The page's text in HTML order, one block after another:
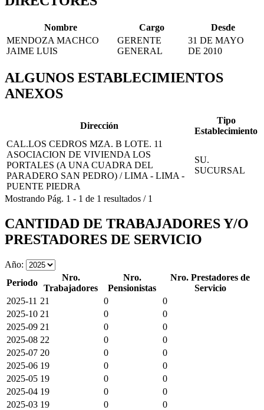
Nombre Cargo
Desde
MENDOZA MACHCO
JAIME LUIS
GERENTE
GENERAL
31 DE MAYO
DE 2010
ALGUNOS ESTABLECIMIENTOS
ANEXOS
Dirección
Tipo
Establecimiento
CAL.LOS CEDROS MZA. B LOTE. 11
ASOCIACION DE VIVIENDA LOS
PORTALES (A UNA CUADRA DEL
PARADERO SAN PEDRO) / LIMA - LIMA -
PUENTE PIEDRA
SU.
SUCURSAL
Mostrando Pág. 1 - 1 de 1 resultados / 1
CANTIDAD DE TRABAJADORES Y/O
PRESTADORES DE SERVICIO
Año:
Periodo
Nro.
Trabajadores
Nro.
Pensionistas
Nro. Prestadores de
Servicio
2025-11 21 0
0
2025-10 21 0
0
2025-09 21 0
0
2025-08 22 0
0
2025-07 20 0
0
2025-06 19 0
0
2025-05 19 0
0
2025-04 19 0
0
2025-03 19 0
0